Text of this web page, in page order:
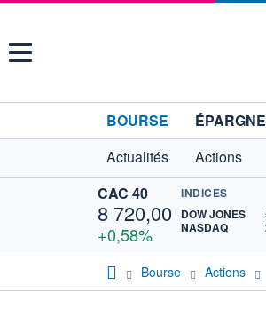
Menu
BOURSE ÉPARGNE
Actualités
Actions
CAC 40
8 720,00
+0,58%
INDICES
DOW JONES
NASDAQ
Bourse Actions